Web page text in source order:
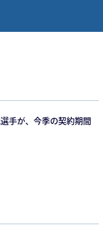
手が、今季の契約期間